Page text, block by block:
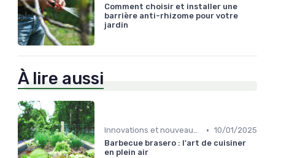
Comment choisir et installer une
barrière anti-rhizome pour votre
jardin
À lire aussi
Innovations et nouveaux produits • 10/01/2025
Barbecue brasero : l'art de cuisiner
en plein air